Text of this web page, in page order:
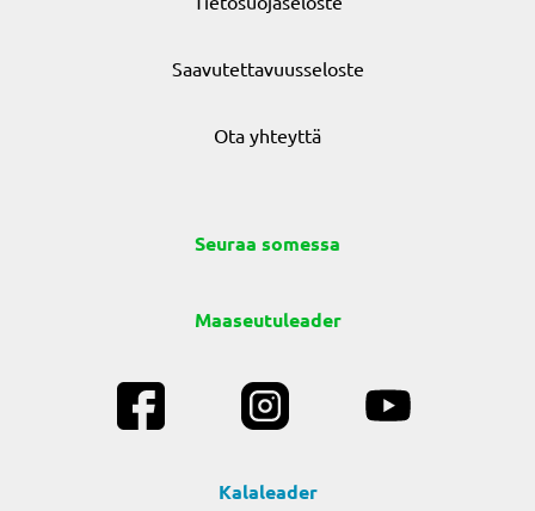
Saavutettavuusseloste
Ota yhteyttä
Seuraa somessa
Maaseutuleader
Kalaleader